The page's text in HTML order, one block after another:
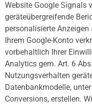
Website Google Signals
geräteübergreifende
personalisierte
Ihrem Google-Konto
vorbehaltlich Ihrer
Analytics gem. Art. 6
Nutzungsverhalten
Datenbankmodelle,
Conversions, erstellen.